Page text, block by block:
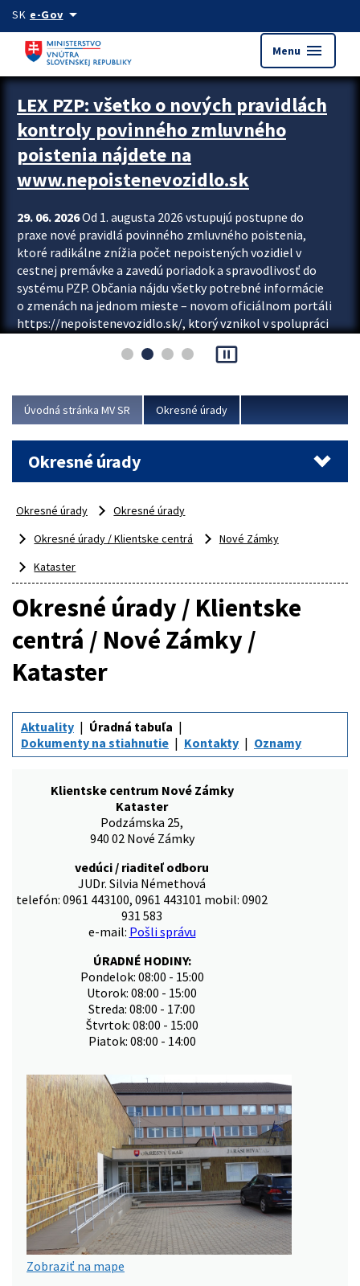
Preskocit na hlavný obsah
SK e-Govarrow_drop_down
Menu menu
Zastavit automatický posun upútavok
LEX PZP: všetko o nových pravidlách
kontroly povinného zmluvného
poistenia nájdete na
www.nepoistenevozidlo.sk
29. 06. 2026Od 1. augusta 2026 vstupujú postupne do
praxe nové pravidlá povinného zmluvného poistenia,
ktoré radikálne znížia počet nepoistených vozidiel v
cestnej premávke a zavedú poriadok a spravodlivosť do
systému PZP. Občania nájdu všetky potrebné informácie
o zmenách na jednom mieste – novom oficiálnom portáli
https://nepoistenevozidlo.sk/, ktorý vznikol v spolupráci
asociácie poisťovní (SLASPO) a Ministerstva vnútra SR.
Viac
pause_presentation
Úvodná stránka MV SR Okresné úrady
Okresné úrady
Okresné úrady
Okresné úrady
Okresné úrady / Klientske centrá
Nové Zámky
Kataster
Okresné úrady / Klientske
centrá / Nové Zámky /
Kataster
Aktuality
Úradná tabuľa
Dokumenty na stiahnutie
Kontakty Oznamy
Klientske centrum Nové Zámky
Kataster
Podzámska 25,
940 02 Nové Zámky
vedúci / riaditeľ odboru
JUDr. Silvia Némethová
telefón: 0961 443100, 0961 443101 mobil: 0902
931 583
e-mail: Pošli správu
ÚRADNÉ HODINY:
Pondelok: 08:00 - 15:00
Utorok: 08:00 - 15:00
Streda: 08:00 - 17:00
Štvrtok: 08:00 - 15:00
Piatok: 08:00 - 14:00
Zobraziť na mape